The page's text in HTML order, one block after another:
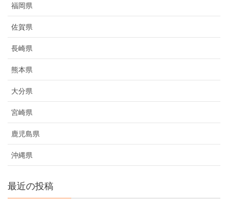
福岡県
佐賀県
長崎県
熊本県
大分県
宮崎県
鹿児島県
沖縄県
最近の投稿